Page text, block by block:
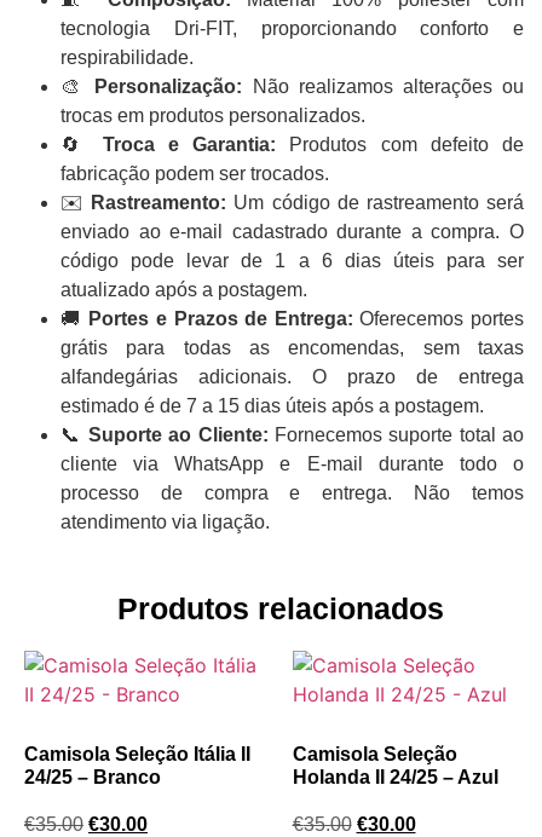
tecnologia Dri-FIT, proporcionando conforto e
respirabilidade.
🎨
Personalização: Não realizamos alterações ou
trocas em produtos personalizados.
🔄 Troca e Garantia:
Produtos com defeito de
fabricação podem ser trocados.
✉️
Rastreamento: Um código de rastreamento será
enviado ao e-mail cadastrado durante a compra. O
código pode levar de 1 a 6 dias úteis para ser
atualizado após a postagem.
🚚
Portes e Prazos de Entrega: Oferecemos portes
grátis para todas as encomendas, sem taxas
alfandegárias adicionais. O prazo de entrega
estimado é de 7 a 15 dias úteis após a postagem.
📞 Suporte ao Cliente: Fornecemos suporte total ao
cliente via WhatsApp e E-mail durante todo o
processo de compra e entrega. Não temos
atendimento via ligação.
Produtos relacionados
Camisola Seleção Itália II
24/25 – Branco
€35.00 €30.00
Camisola Seleção
Holanda II 24/25 – Azul
€35.00 €30.00